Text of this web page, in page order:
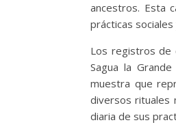
ancestros. Esta
prácticas
Los registros de
Sagua la
muestra que
diversos rituales
diaria de sus